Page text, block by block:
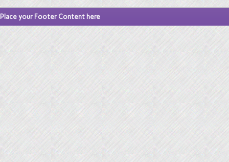
Place your Footer Content here